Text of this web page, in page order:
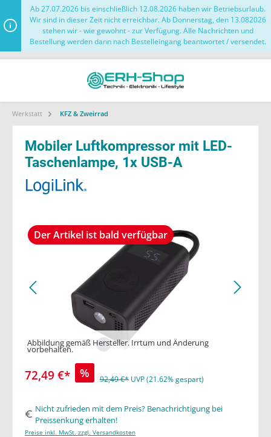
Ab 27.07.2026 bis einschließlich 12.08.2026 haben wir Betriebsurlaub.
Wir sind in dieser Zeit nicht erreichbar. Ab Donnerstag, den 13.082026
stehen wir - wie gewohnt - zur Verfügung. Alle Nachrichten und
Bestellung werden dann nach Bestelleingang beantwortet / versendet.
Werkstatt KFZ & Zweirrad
Mobiler Luftkompressor mit LED-
Taschenlampe, 1x USB-A
Der Artikel ist bald verfügbar
Abbildung gemäß Hersteller. Irrtum und Änderung
vorbehalten.
72,49 €* % 92,49 €* UVP (21.62% gespart)
Nicht zufrieden mit dem Preis? Benachrichtigung bei
Preissenkung erhalten!
Preise inkl. MwSt. zzgl. Versandkosten